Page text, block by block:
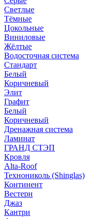
Светлые
Тёмные
Цокольные
Виниловые
Жёлтые
Водосточная система
Стандарт
Белый
Коричневый
Элит
Графит
Белый
Коричневый
Дренажная система
Ламинат
ГРАНД СТЭП
Кровля
Alta-Roof
Технониколь (Shinglas)
Континент
Вестерн
Джаз
Кантри